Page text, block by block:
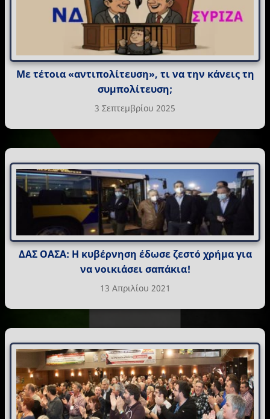
Με τέτοια «αντιπολίτευση», τι να την κάνεις τη
συμπολίτευση;
3 Σεπτεμβρίου 2025
ΔΑΣ ΟΑΣΑ: Η κυβέρνηση έδωσε ζεστό χρήμα για
να νοικιάσει σαπάκια!
13 Απριλίου 2021